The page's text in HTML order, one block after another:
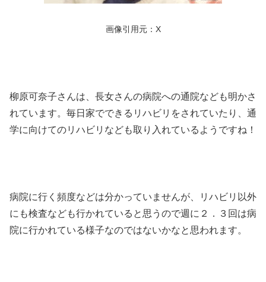
画像引用元：X
柳原可奈子さんは、長女さんの病院への通院なども明かさ
れています。毎日家でできるリハビリをされていたり、通
学に向けてのリハビリなども取り入れているようですね！
病院に行く頻度などは分かっていませんが、リハビリ以外
にも検査なども行かれていると思うので週に２．３回は病
院に行かれている様子なのではないかなと思われます。